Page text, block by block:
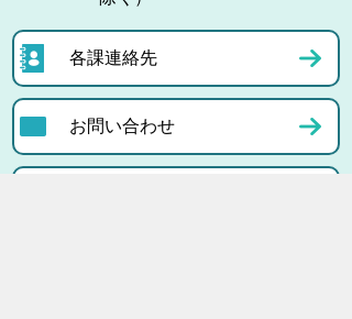
各課連絡先
お問い合わせ